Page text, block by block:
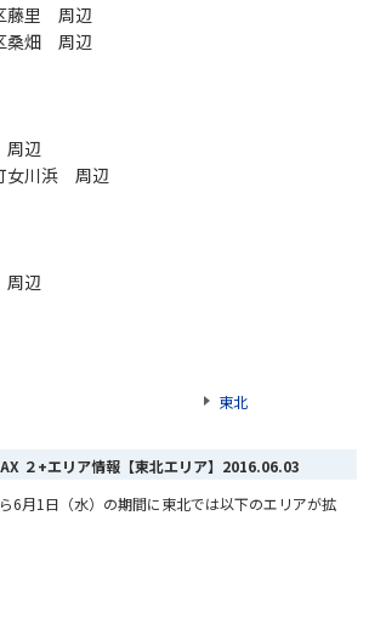
藤里 周辺
桑畑 周辺
周辺
女川浜 周辺
周辺
東北
２+エリア情報【東北エリア】 2016.06.03
6月1日（水）の期間に東北では以下のエリアが拡